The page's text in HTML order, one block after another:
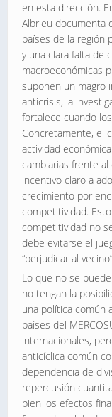
en esta dirección.
Albrieu documenta
países de la región
y una clara falta de
macroeconómicas
suponen un magro
anticrisis, la
fortalece cuando
Concretamente, el
actividad
cambiarias frente
incentivo claro a
crecimiento por
competitividad.
competitividad no
debe evitarse el
“perjudicar al
Lo que no se
no tengan la
una política común
países del
internacionales,
anticíclica común
dependencia de
repercusión
bien los efectos